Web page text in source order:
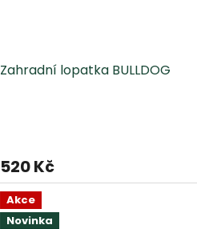
Zahradní lopatka BULLDOG
520 Kč
Akce
Novinka